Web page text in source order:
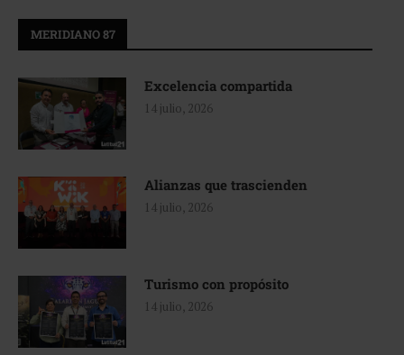
MERIDIANO 87
Excelencia compartida
14 julio, 2026
Alianzas que trascienden
14 julio, 2026
Turismo con propósito
14 julio, 2026